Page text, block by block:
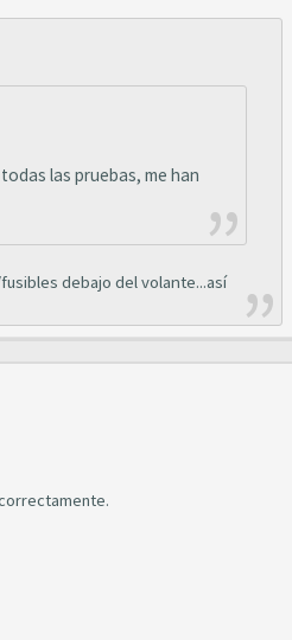
las pruebas, me han
debajo del volante...así